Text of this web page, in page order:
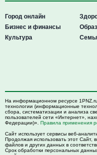
Город онлайн
Бизнес и финансы
Культура
На информационном ресурсе
технологии (информационные
сбора, систематизации и анализа
пользователей сети «Интернет»,
Федерации)». Правила применения
Сайт использует сервисы веб-
Продолжая использовать этот Сайт,
файлов и других данных в
Срок обработки персональных